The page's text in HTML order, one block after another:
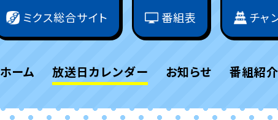
ミクス総合サイト 番組表 チャ
ホーム 放送日カレンダー お知らせ 番組紹介